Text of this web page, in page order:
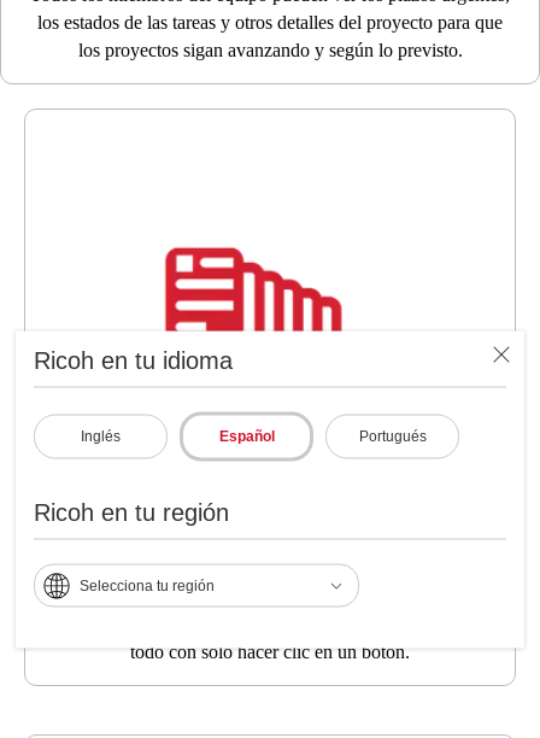
Ricoh en tu idioma
Inglés Español Portugués
Ricoh en tu región
Selecciona tu región
los estados de las tareas y otros detalles del proyecto para que
los proyectos sigan avanzando y según lo previsto.
empresarial con informes personalizados
Los informes transforman tus datos en conocimientos para
informar la toma de decisiones y la planificación de
todo con solo hacer clic en un botón.